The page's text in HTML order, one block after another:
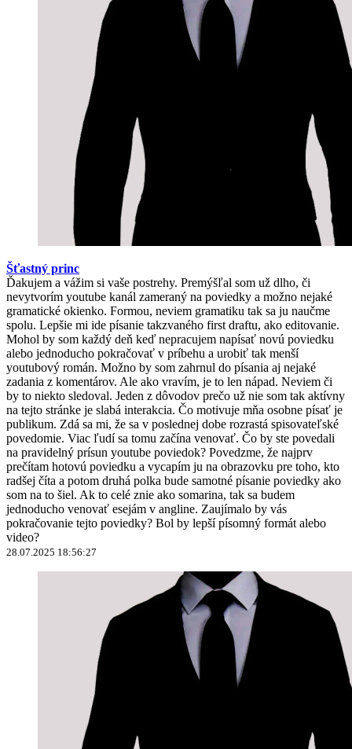
Šťastný princ
Ďakujem a vážim si vaše postrehy. Premýšľal som už dlho, či
nevytvorím youtube kanál zameraný na poviedky a možno nejaké
gramatické okienko. Formou, neviem gramatiku tak sa ju naučme
spolu. Lepšie mi ide písanie takzvaného first draftu, ako editovanie.
Mohol by som každý deň keď nepracujem napísať novú poviedku
alebo jednoducho pokračovať v príbehu a urobiť tak menší
youtubový román. Možno by som zahrnul do písania aj nejaké
zadania z komentárov. Ale ako vravím, je to len nápad. Neviem či
by to niekto sledoval. Jeden z dôvodov prečo už nie som tak aktívny
na tejto stránke je slabá interakcia. Čo motivuje mňa osobne písať je
publikum. Zdá sa mi, že sa v poslednej dobe rozrastá spisovateľské
povedomie. Viac ľudí sa tomu začína venovať. Čo by ste povedali
na pravidelný prísun youtube poviedok? Povedzme, že najprv
prečítam hotovú poviedku a vycapím ju na obrazovku pre toho, kto
radšej číta a potom druhá polka bude samotné písanie poviedky ako
som na to šiel. Ak to celé znie ako somarina, tak sa budem
jednoducho venovať esejám v angline. Zaujímalo by vás
pokračovanie tejto poviedky? Bol by lepší písomný formát alebo
video?
28.07.2025 18:56:27